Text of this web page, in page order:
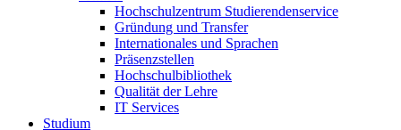
Hochschulzentrum Studierendenservice
Gründung und Transfer
Internationales und Sprachen
Präsenzstellen
Hochschulbibliothek
Qualität der Lehre
IT Services
Studium